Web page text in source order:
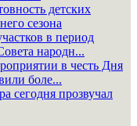
детских
сезона
в период
народн...
в честь Дня
боле...
сегодня прозвучал